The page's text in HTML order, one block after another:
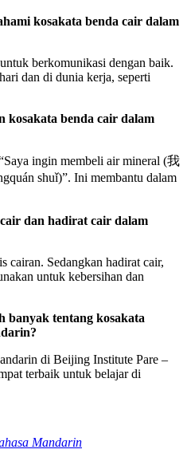
kosakata benda cair dalam
berkomunikasi dengan baik.
dan di dunia kerja, seperti
kosakata benda cair dalam
ingin membeli air mineral (我
shuǐ)”. Ini membantu dalam
dan hadirat cair dalam
cairan. Sedangkan hadirat cair,
untuk kebersihan dan
banyak tentang kosakata
di Beijing Institute Pare –
terbaik untuk belajar di
Mandarin